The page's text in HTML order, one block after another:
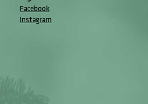
Facebook
Instagram